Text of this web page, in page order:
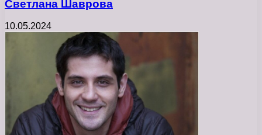
Светлана Шаврова
10.05.2024